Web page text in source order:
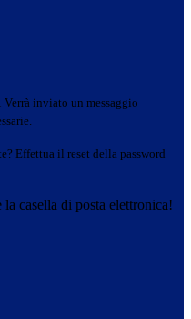
Verrà inviato un messaggio
Effettua il reset della password
casella di posta elettronica!